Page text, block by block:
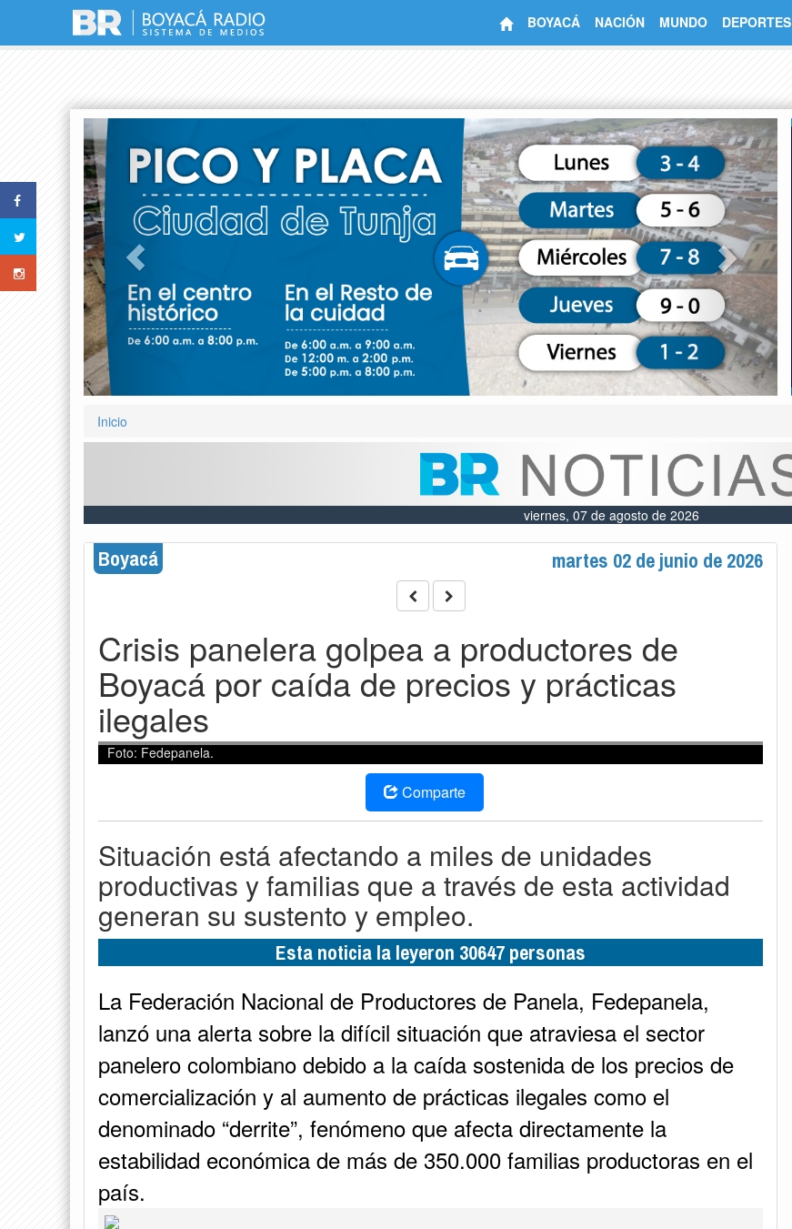
BOYACÁ NACIÓN MUNDO DEPORTES
Next
Inicio
viernes, 07 de agosto de 2026
Boyacá martes 02 de junio de 2026
Crisis panelera golpea a productores de
Boyacá por caída de precios y prácticas
ilegales
Foto: Fedepanela.
Comparte
Situación está afectando a miles de unidades
productivas y familias que a través de esta actividad
generan su sustento y empleo.
Esta noticia la leyeron 30647 personas
La Federación Nacional de Productores de Panela, Fedepanela,
lanzó una alerta sobre la difícil situación que atraviesa el sector
panelero colombiano debido a la caída sostenida de los precios de
comercialización y al aumento de prácticas ilegales como el
denominado “derrite”, fenómeno que afecta directamente la
estabilidad económica de más de 350.000 familias productoras en el
país.